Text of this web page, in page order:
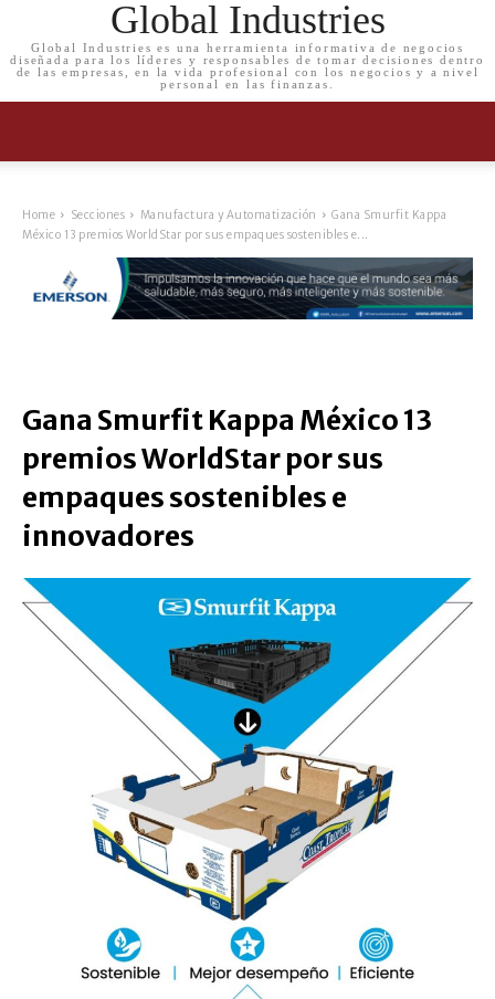
Global Industries
Global Industries es una herramienta informativa de negocios
diseñada para los líderes y responsables de tomar decisiones dentro
de las empresas, en la vida profesional con los negocios y a nivel
personal en las finanzas.
Home Secciones Manufactura y Automatización
Gana Smurfit Kappa
México 13 premios WorldStar por sus empaques sostenibles e...
Gana Smurfit Kappa México 13
premios WorldStar por sus
empaques sostenibles e
innovadores